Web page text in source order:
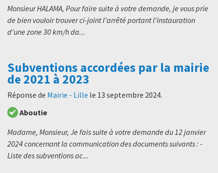
Monsieur HALAMA, Pour faire suite à votre demande, je vous prie
de bien vouloir trouver ci-joint l'arrêté portant l'instauration
d'une zone 30 km/h da...
Subventions accordées par la mairie
de 2021 à 2023
Réponse de Mairie - Lille le 13 septembre 2024.
Aboutie
Madame, Monsieur, Je fais suite à votre demande du 12 janvier
2024 concernant la communication des documents suivants : -
Liste des subventions ac...